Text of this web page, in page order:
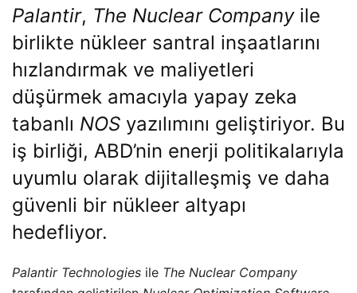
Palantir, The Nuclear Companyile
birlikte nükleer santral inşaatlarını
hızlandırmak ve maliyetleri
düşürmek amacıyla yapay zeka
tabanlı NOS yazılımını geliştiriyor. Bu
iş birliği, ABD’nin enerji politikalarıyla
uyumlu olarak dijitalleşmiş ve daha
güvenli bir nükleer altyapı
hedefliyor.
Palantir Technologies ile The Nuclear Company